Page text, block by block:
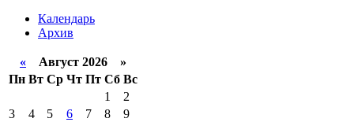
Календарь
Архив
« Август 2026 »
Пн Вт Ср Чт Пт Сб Вс
1
2
3
4 5 6 7 8
9